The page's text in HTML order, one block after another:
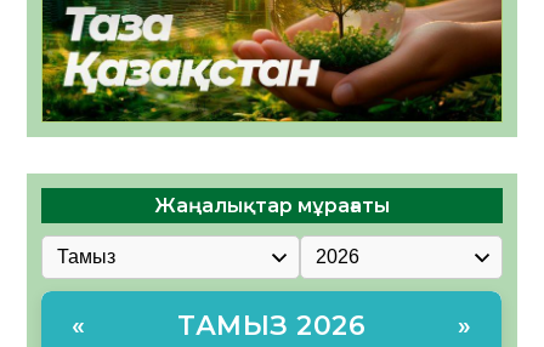
Жаңалықтар мұрағаты
« ТАМЫЗ 2026 »